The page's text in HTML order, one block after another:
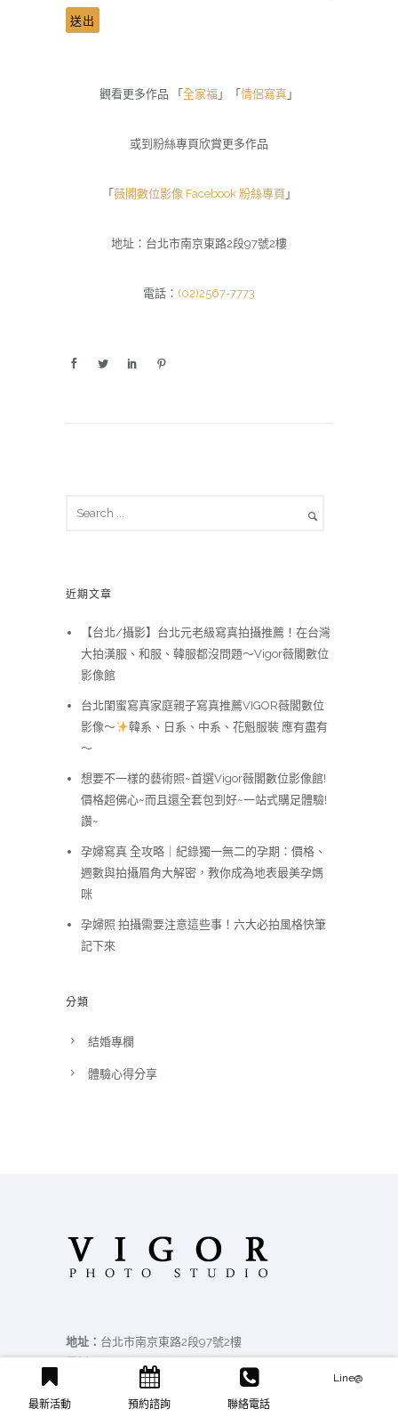
觀看更多作品 「 全家福 」「 情侶寫真 」
或到粉絲專頁欣賞更多作品
「 薇閣數位影像 Facebook 粉絲專頁 」
地址：台北市南京東路2段97號2樓
電話： (02)2567-7773
近期文章
【台北/攝影】台北元老級寫真拍攝推薦！在台灣
大拍漢服、和服、韓服都沒問題～Vigor薇閣數位
影像館
台北閨蜜寫真家庭親子寫真推薦VIGOR薇閣數位
影像～
韓系、日系、中系、花魁服裝 應有盡有
～
想要不一樣的藝術照~首選Vigor薇閣數位影像館!
價格超佛心~而且還全套包到好~一站式購足體驗!
讚~
孕婦寫真 全攻略｜紀錄獨一無二的孕期：價格、
週數與拍攝眉角大解密，教你成為地表最美孕媽
咪
孕婦照 拍攝需要注意這些事！六大必拍風格快筆
記下來
分類
結婚專欄
體驗心得分享
地址： 台北市南京東路2段97號2樓
(02)2567-7771
vigor168vg@gmail.com
營業時間：
09:00~19:00
最新活動 預約諮詢 聯絡電話
Line@